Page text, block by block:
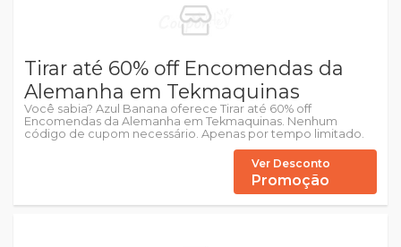
Tirar até 60% off Encomendas da
Alemanha em Tekmaquinas
Você sabia? Azul Banana oferece Tirar até 60% off
Encomendas da Alemanha em Tekmaquinas. Nenhum
código de cupom necessário. Apenas por tempo limitado.
Ver Desconto
Promoção